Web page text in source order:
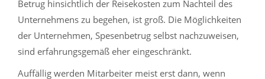
Betrug hinsichtlich der Reisekosten zum Nachteil des
Unternehmens zu begehen, ist groß. Die Möglichkeiten
der Unternehmen, Spesenbetrug selbst nachzuweisen,
sind erfahrungsgemäß eher eingeschränkt.
Auffällig werden Mitarbeiter meist erst dann, wenn